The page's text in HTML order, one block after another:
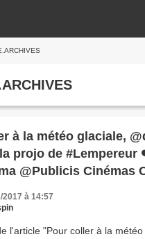
à la météo glaciale,
projo de #Lempereur
@Publicis Cinémas
2017 à 14:57